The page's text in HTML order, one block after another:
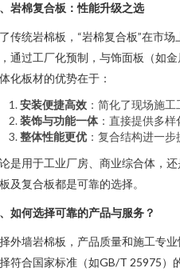
岩棉复合板：性能升级之选
传统岩棉板，“岩棉复合板”在市
通过工厂化预制，与饰面板（如
化板材的优势在于：
安装便捷高效 ：简化了现场施工
装饰与功能一体：直接提供多样
整体性能更优 ：复合结构进一
是用于工业厂房、商业综合体，
及复合板都是可靠的选择。
如何选择可靠的产品与服务？
外墙岩棉板，产品质量和施工专
符合国家标准（如GB/T 25975）